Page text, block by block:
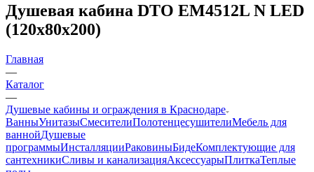
Душевая кабина DTO ЕМ4512L N LED
(120х80х200)
Главная
—
Каталог
—
Душевые кабины и ограждения в Краснодаре
ВанныУнитазыСмесителиПолотенцесушителиМебель для
ваннойДушевые
программыИнсталляцииРаковиныБидеКомплектующие для
сантехникиСливы и канализацияАксессуарыПлиткаТеплые